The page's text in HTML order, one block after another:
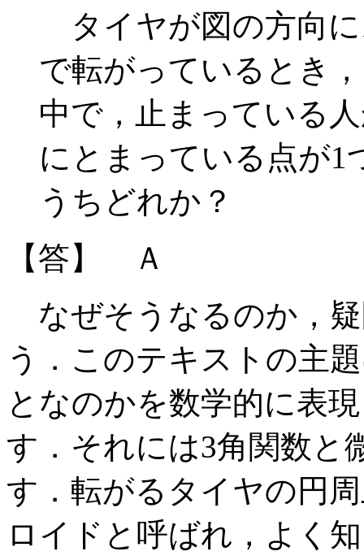
タイヤが図の方向
で転がっているとき
中で，止まっている
にとまっている点が1
うちどれか？
【答】 Ａ
なぜそうなるのか，
う．このテキストの主
となのかを数学的に表
す．それには3角関数と
す．転がるタイヤの円
ロイドと呼ばれ，よく